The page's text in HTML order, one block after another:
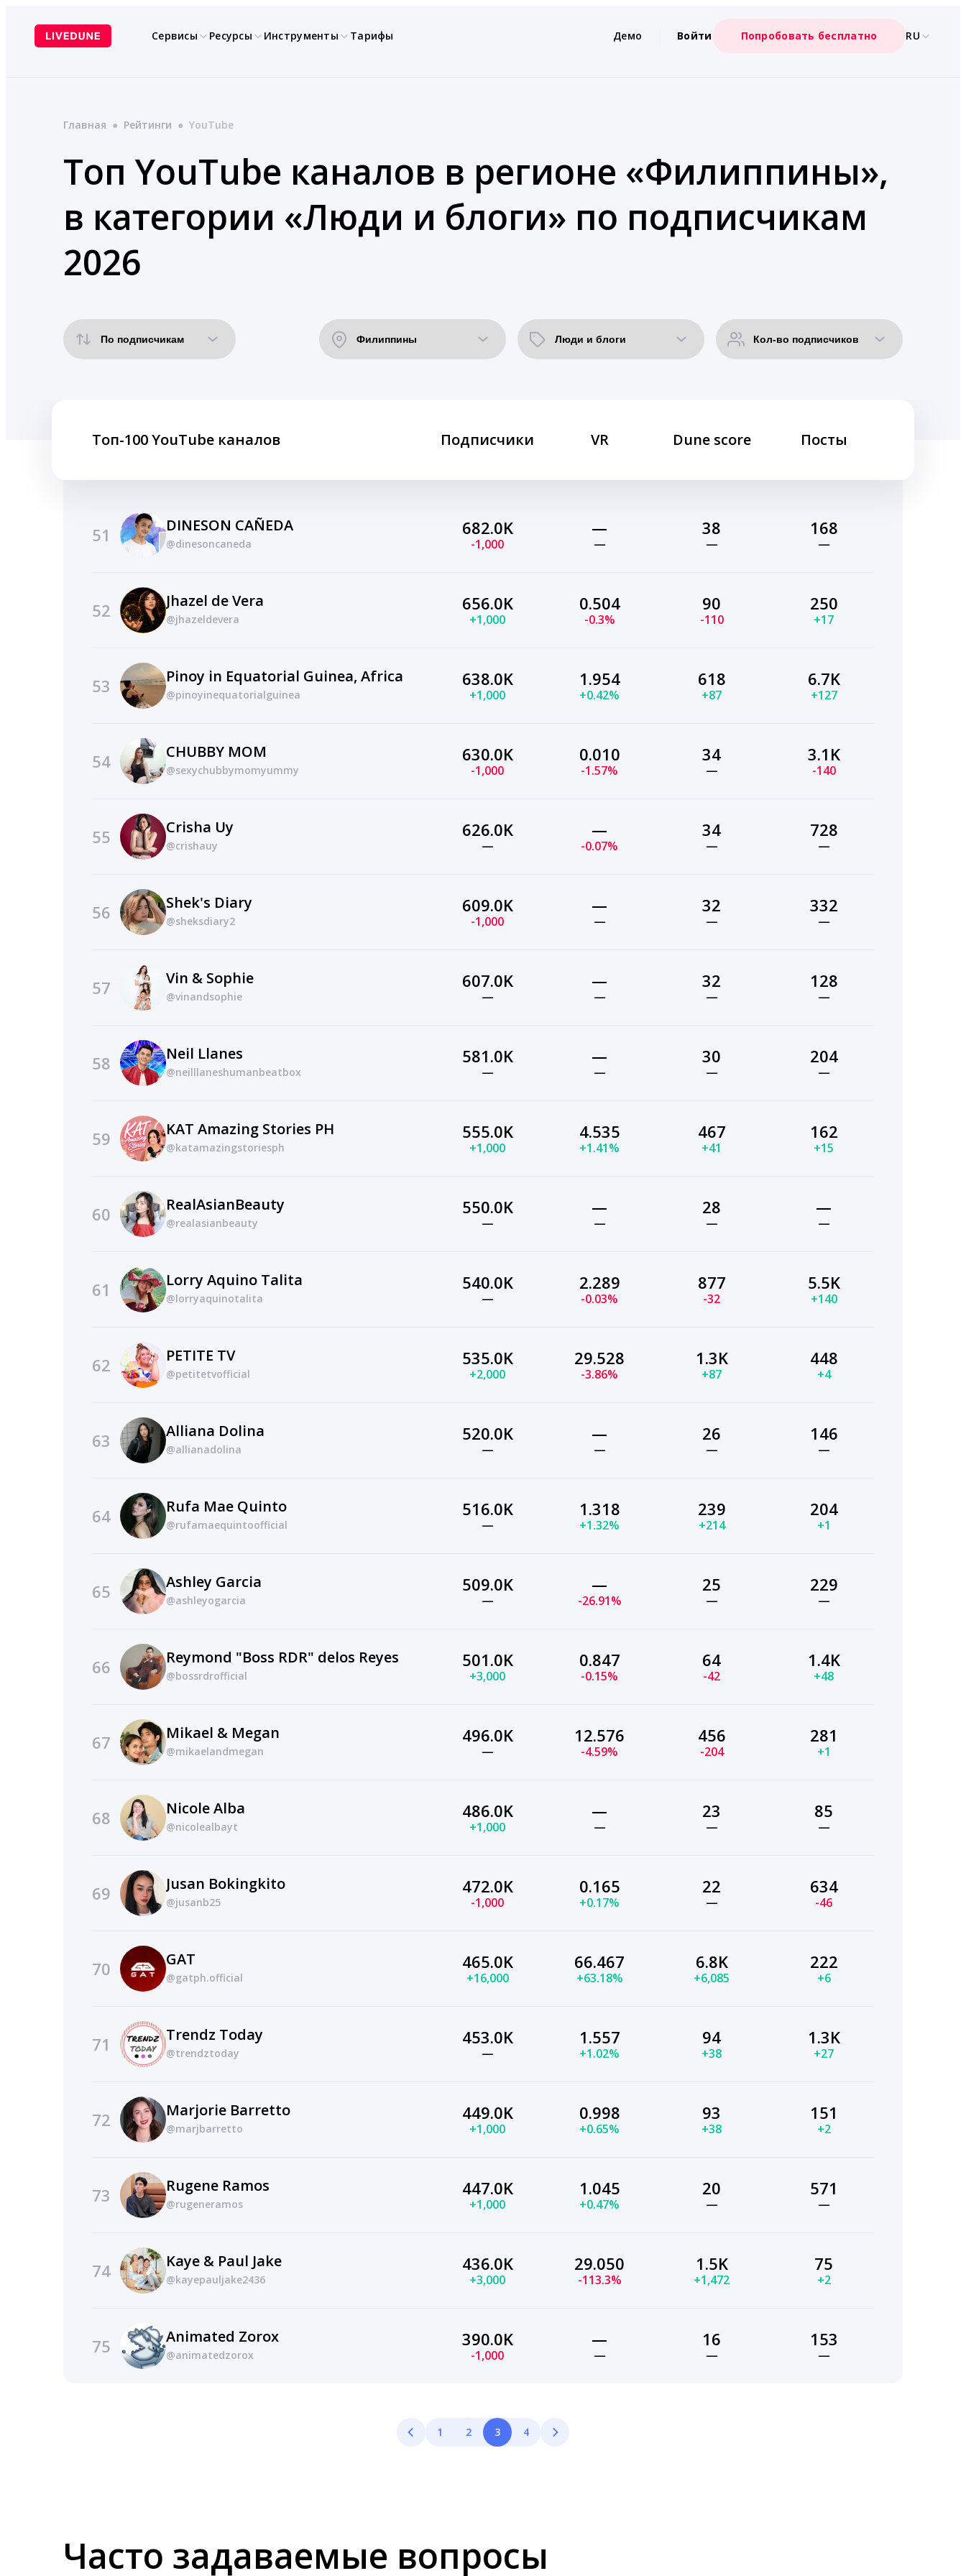
содержимому
Сервисы Ресурсы Инструменты Тарифы Демо Войти Попробовать бесплатно RU
Главная ● Рейтинги ● YouTube
Топ YouTube каналов в регионе «Филиппины»,
в категории «Люди и блоги» по подписчикам
2026
Топ-100 YouTube каналов Подписчики VR Dune score Посты
51 DINESON CAÑEDA
@dinesoncaneda
682.0K
-1,000
—
—
38
—
168
—
52 Jhazel de Vera
@jhazeldevera
656.0K
+1,000
0.504
-0.3%
90
-110
250
+17
53 Pinoy in Equatorial Guinea, Africa
@pinoyinequatorialguinea
638.0K
+1,000
1.954
+0.42%
618
+87
6.7K
+127
54 CHUBBY MOM
@sexychubbymomyummy
630.0K
-1,000
0.010
-1.57%
34
—
3.1K
-140
55 Crisha Uy
@crishauy
626.0K
—
—
-0.07%
34
—
728
—
56 Shek's Diary
@sheksdiary2
609.0K
-1,000
—
—
32
—
332
—
57 Vin & Sophie
@vinandsophie
607.0K
—
—
—
32
—
128
—
58 Neil Llanes
@neilllaneshumanbeatbox
581.0K
—
—
—
30
—
204
—
59 KAT Amazing Stories PH
@katamazingstoriesph
555.0K
+1,000
4.535
+1.41%
467
+41
162
+15
60 RealAsianBeauty
@realasianbeauty
550.0K
—
—
—
28
—
—
—
61 Lorry Aquino Talita
@lorryaquinotalita
540.0K
—
2.289
-0.03%
877
-32
5.5K
+140
62 PETITE TV
@petitetvofficial
535.0K
+2,000
29.528
-3.86%
1.3K
+87
448
+4
63 Alliana Dolina
@allianadolina
520.0K
—
—
—
26
—
146
—
64 Rufa Mae Quinto
@rufamaequintoofficial
516.0K
—
1.318
+1.32%
239
+214
204
+1
65 Ashley Garcia
@ashleyogarcia
509.0K
—
—
-26.91%
25
—
229
—
66 Reymond "Boss RDR" delos Reyes
@bossrdrofficial
501.0K
+3,000
0.847
-0.15%
64
-42
1.4K
+48
67 Mikael & Megan
@mikaelandmegan
496.0K
—
12.576
-4.59%
456
-204
281
+1
68 Nicole Alba
@nicolealbayt
486.0K
+1,000
—
—
23
—
85
—
69 Jusan Bokingkito
@jusanb25
472.0K
-1,000
0.165
+0.17%
22
—
634
-46
70 GAT
@gatph.official
465.0K
+16,000
66.467
+63.18%
6.8K
+6,085
222
+6
71 Trendz Today
@trendztoday
453.0K
—
1.557
+1.02%
94
+38
1.3K
+27
72 Marjorie Barretto
@marjbarretto
449.0K
+1,000
0.998
+0.65%
93
+38
151
+2
73 Rugene Ramos
@rugeneramos
447.0K
+1,000
1.045
+0.47%
20
—
571
—
74 Kaye & Paul Jake
@kayepauljake2436
436.0K
+3,000
29.050
-113.3%
1.5K
+1,472
75
+2
75 Animated Zorox
@animatedzorox
390.0K
-1,000
—
—
16
—
153
—
1 2 3 4
Часто задаваемые вопросы